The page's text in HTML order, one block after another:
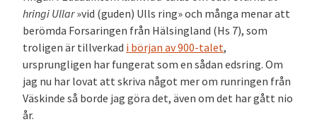
hringi Ullar»vid (guden) Ulls ring» och många menar att
berömda Forsaringen från Hälsingland (Hs 7), som
troligen är tillverkad i början av 900-talet,
ursprungligen har fungerat som en sådan edsring. Om
jag nu har lovat att skriva något mer om runringen från
Väskinde så borde jag göra det, även om det har gått nio
år.